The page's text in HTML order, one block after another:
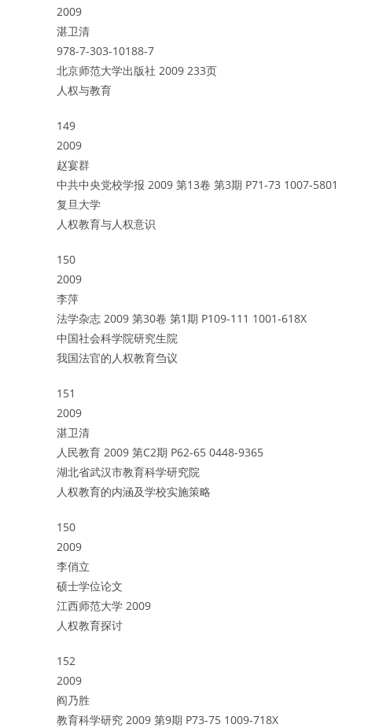
2009
湛卫清
978-7-303-10188-7
北京师范大学出版社 2009 233页
人权与教育
149
2009
赵宴群
中共中央党校学报 2009 第13卷 第3期 P71-73 1007-5801
复旦大学
人权教育与人权意识
150
2009
李萍
法学杂志 2009 第30卷 第1期 P109-111 1001-618X
中国社会科学院研究生院
我国法官的人权教育刍议
151
2009
湛卫清
人民教育 2009 第C2期 P62-65 0448-9365
湖北省武汉市教育科学研究院
人权教育的内涵及学校实施策略
150
2009
李俏立
硕士学位论文
江西师范大学 2009
人权教育探讨
152
2009
阎乃胜
教育科学研究 2009 第9期 P73-75 1009-718X